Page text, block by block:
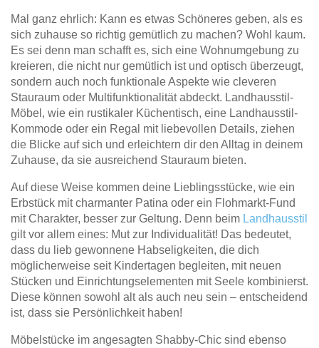
Mal ganz ehrlich: Kann es etwas Schöneres geben, als es
sich zuhause so richtig gemütlich zu machen? Wohl kaum.
Es sei denn man schafft es, sich eine Wohnumgebung zu
kreieren, die nicht nur gemütlich ist und optisch überzeugt,
sondern auch noch funktionale Aspekte wie cleveren
Stauraum oder Multifunktionalität abdeckt. Landhausstil-
Möbel, wie ein rustikaler Küchentisch, eine Landhausstil-
Kommode oder ein Regal mit liebevollen Details, ziehen
die Blicke auf sich und erleichtern dir den Alltag in deinem
Zuhause, da sie ausreichend Stauraum bieten.
Auf diese Weise kommen deine Lieblingsstücke, wie ein
Erbstück mit charmanter Patina oder ein Flohmarkt-Fund
mit Charakter, besser zur Geltung. Denn beim Landhausstil
gilt vor allem eines: Mut zur Individualität! Das bedeutet,
dass du lieb gewonnene Habseligkeiten, die dich
möglicherweise seit Kindertagen begleiten, mit neuen
Stücken und Einrichtungselementen mit Seele kombinierst.
Diese können sowohl alt als auch neu sein – entscheidend
ist, dass sie Persönlichkeit haben!
Möbelstücke im angesagten Shabby-Chic sind ebenso